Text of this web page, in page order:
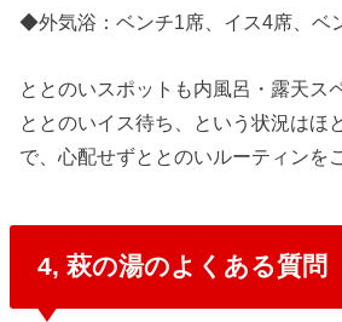
◆外気浴：ベンチ1席、イス4席、ベ
ととのいスポットも内風呂・露天ス
ととのいイス待ち、という状況はほ
で、心配せずととのいルーティンを
4, 萩の湯のよくある質問